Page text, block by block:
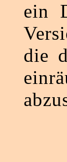
ein
die